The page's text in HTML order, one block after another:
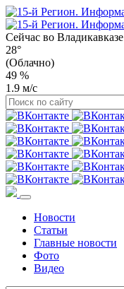
Сейчас во Владикавказе
28°
(Облачно)
49 %
1.9 м/с
Новости
Статьи
Главные новости
Фото
Видео